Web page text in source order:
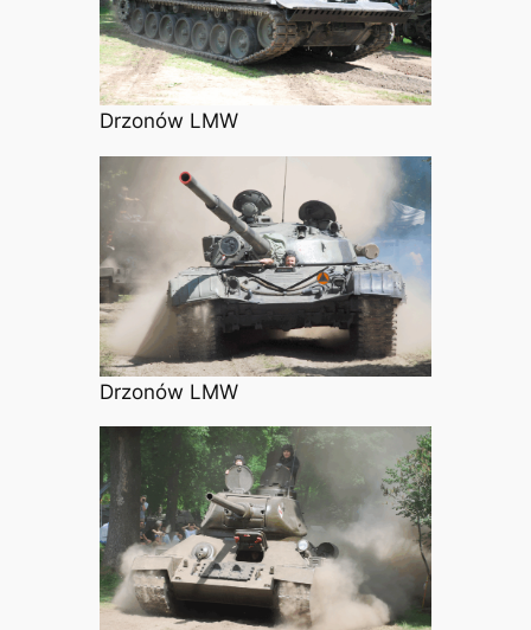
Drzonów LMW
Drzonów LMW